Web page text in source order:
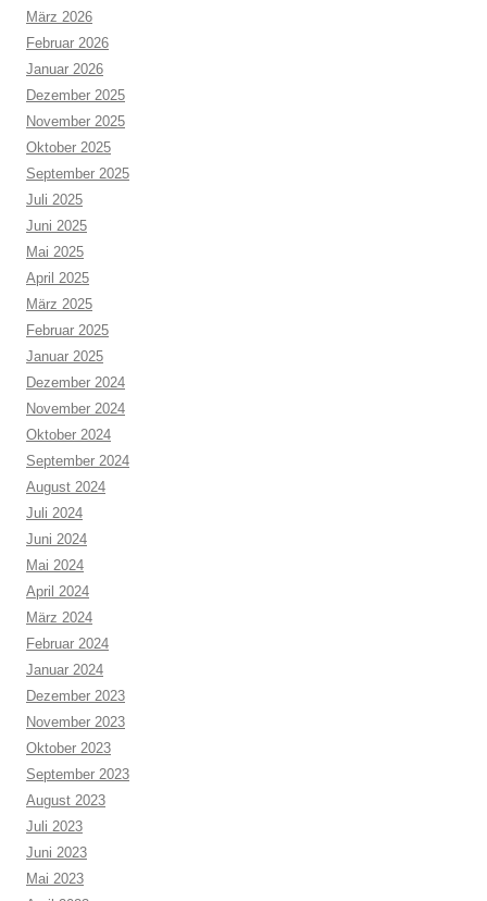
März 2026
Februar 2026
Januar 2026
Dezember 2025
November 2025
Oktober 2025
September 2025
Juli 2025
Juni 2025
Mai 2025
April 2025
März 2025
Februar 2025
Januar 2025
Dezember 2024
November 2024
Oktober 2024
September 2024
August 2024
Juli 2024
Juni 2024
Mai 2024
April 2024
März 2024
Februar 2024
Januar 2024
Dezember 2023
November 2023
Oktober 2023
September 2023
August 2023
Juli 2023
Juni 2023
Mai 2023